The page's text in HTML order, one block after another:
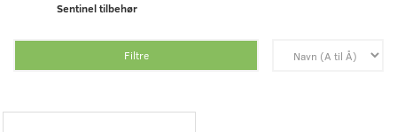
Sentinel tilbehør
Filtre